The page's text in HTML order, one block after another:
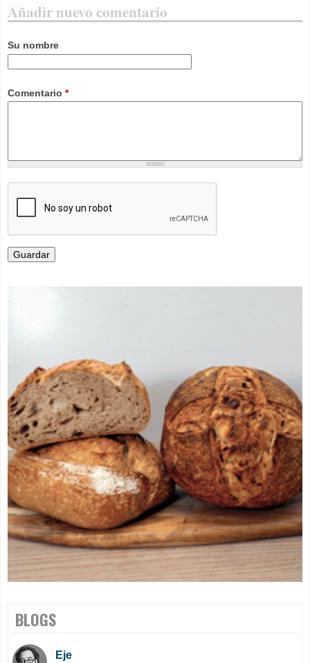
Añadir nuevo comentario
Su nombre
Comentario *
BLOGS
Eje